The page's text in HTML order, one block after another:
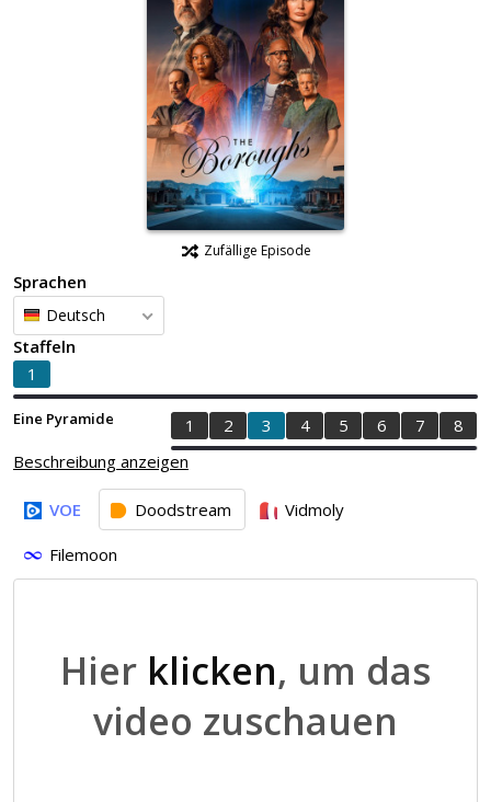
Zufällige Episode
Sprachen
Deutsch
Staffeln
1
Eine Pyramide 1 2 3 4 5 6 7
8
Beschreibung anzeigen
VOE Doodstream Vidmoly
Filemoon
Hier klicken, um das
video zuschauen